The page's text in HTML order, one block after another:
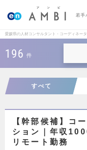
若手
愛媛県の人材コンサルタント・コーディネー
196 件
すべて
【幹部候補】コ
ション｜年収
リモート勤務